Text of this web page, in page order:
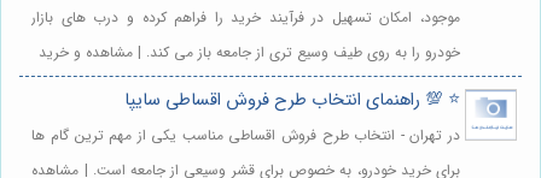
موجود، امکان تسهیل در فرآیند خرید را فراهم کرده و درب های بازار
خودرو را به روی طیف وسیع تری از جامعه باز می کند. | مشاهده و خرید
⭐️ 💯 راهنمای انتخاب طرح فروش اقساطی سایپا
در تهران - انتخاب طرح فروش اقساطی مناسب یکی از مهم ترین گام ها
برای خرید خودرو، به خصوص برای قشر وسیعی از جامعه است. | مشاهده